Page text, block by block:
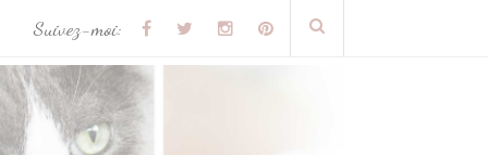
Suivez-moi: